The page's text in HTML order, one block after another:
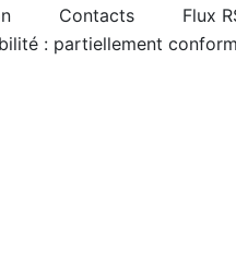
Contacts
Flux
: partiellement